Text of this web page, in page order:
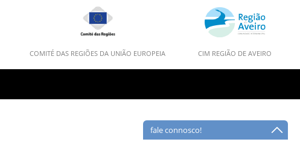
COMITÉ DAS REGIÕES DA UNIÃO EUROPEIA CIM REGIÃO DE AVEIRO
fale connosco!